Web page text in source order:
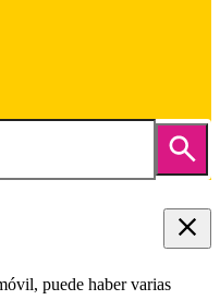
puede haber varias